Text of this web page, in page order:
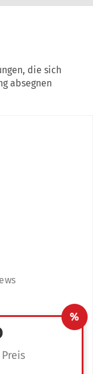
die sich
absegnen